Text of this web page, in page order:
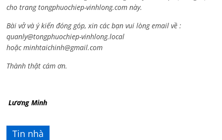
cho trang tongphuochiep-vinhlong.com này.
Bài vở và ý kiến đóng góp, xin các bạn vui lòng email về :
quanly@tongphuochiep-vinhlong.local
hoặcminhtaichinh@gmail.com
Thành thật cám ơn.
Lương Minh
Tin nhà